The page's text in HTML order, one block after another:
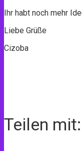
Ihr habt noch mehr
Liebe Grüße
Cizoba
Teilen mit: